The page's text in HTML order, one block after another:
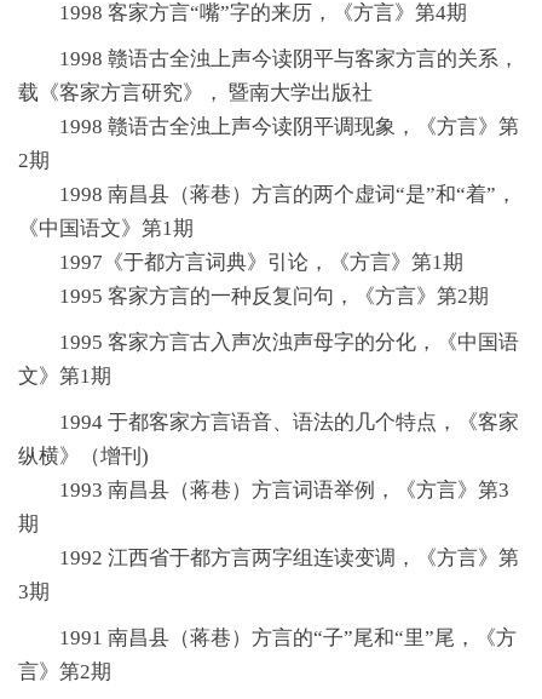
1998 客家方言“嘴”字的来历，《方言》第4期
1998 赣语古全浊上声今读阴平与客家方言的关系，
载《客家方言研究》， 暨南大学出版社
1998 赣语古全浊上声今读阴平调现象，《方言》第
2期
1998 南昌县（蒋巷）方言的两个虚词“是”和“着”，
《中国语文》第1期
1997《于都方言词典》引论，《方言》第1期
1995 客家方言的一种反复问句，《方言》第2期
1995 客家方言古入声次浊声母字的分化，《中国语
文》第1期
1994 于都客家方言语音、语法的几个特点，《客家
纵横》（增刊)
1993 南昌县（蒋巷）方言词语举例，《方言》第3
期
1992 江西省于都方言两字组连读变调，《方言》第
3期
1991 南昌县（蒋巷）方言的“子”尾和“里”尾，《方
言》第2期